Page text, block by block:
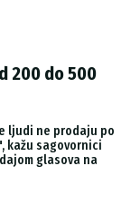
200 do 500
ljudi ne prodaju po
kažu sagovornici
glasova na